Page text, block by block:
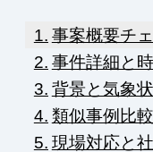
事案概要チ
事件詳細と
背景と気象
類似事例比
現場対応と